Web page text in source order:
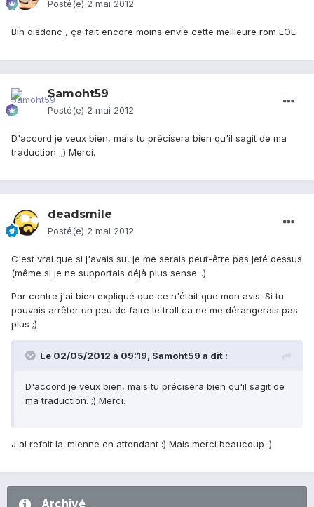
Posté(e) 2 mai 2012
Bin disdonc , ça fait encore moins envie cette meilleure rom LOL
Samoht59
Posté(e) 2 mai 2012
D'accord je veux bien, mais tu précisera bien qu'il sagit de ma
traduction. ;) Merci.
deadsmile
Posté(e) 2 mai 2012
C'est vrai que si j'avais su, je me serais peut-être pas jeté dessus
(même si je ne supportais déjà plus sense...)
Par contre j'ai bien expliqué que ce n'était que mon avis. Si tu
pouvais arrêter un peu de faire le troll ca ne me dérangerais pas
plus ;)
Le 02/05/2012 à 09:19, Samoht59 a dit :
D'accord je veux bien, mais tu précisera bien qu'il sagit de
ma traduction. ;) Merci.
J'ai refait la-mienne en attendant :) Mais merci beaucoup :)
Archivé